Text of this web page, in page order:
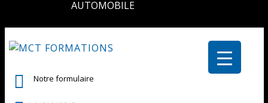
AUTOMOBILE
Notre formulaire